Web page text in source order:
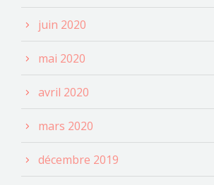
juin 2020
mai 2020
avril 2020
mars 2020
décembre 2019